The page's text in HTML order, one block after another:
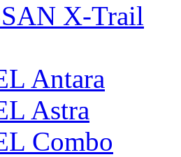
X-Trail
Antara
Astra
Combo